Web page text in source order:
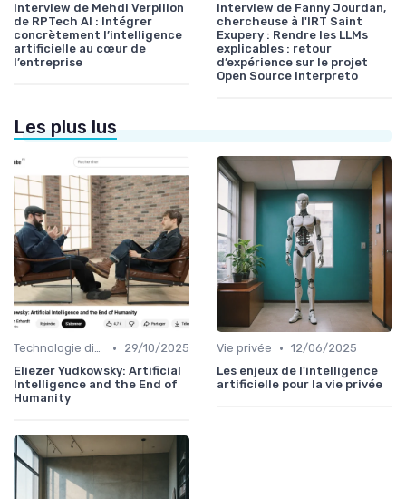
Interview de Mehdi Verpillon
de RPTech AI : Intégrer
concrètement l’intelligence
artificielle au cœur de
l’entreprise
Interview de Fanny Jourdan,
chercheuse à l'IRT Saint
Exupery : Rendre les LLMs
explicables : retour
d’expérience sur le projet
Open Source Interpreto
Les plus lus
Technologie disruptive •
29/10/2025
Eliezer Yudkowsky: Artificial
Intelligence and the End of
Humanity
Vie privée • 12/06/2025
Les enjeux de l'intelligence
artificielle pour la vie privée